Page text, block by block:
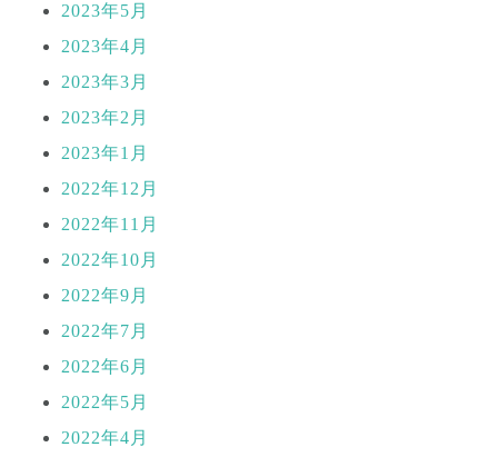
2023年5月
2023年4月
2023年3月
2023年2月
2023年1月
2022年12月
2022年11月
2022年10月
2022年9月
2022年7月
2022年6月
2022年5月
2022年4月